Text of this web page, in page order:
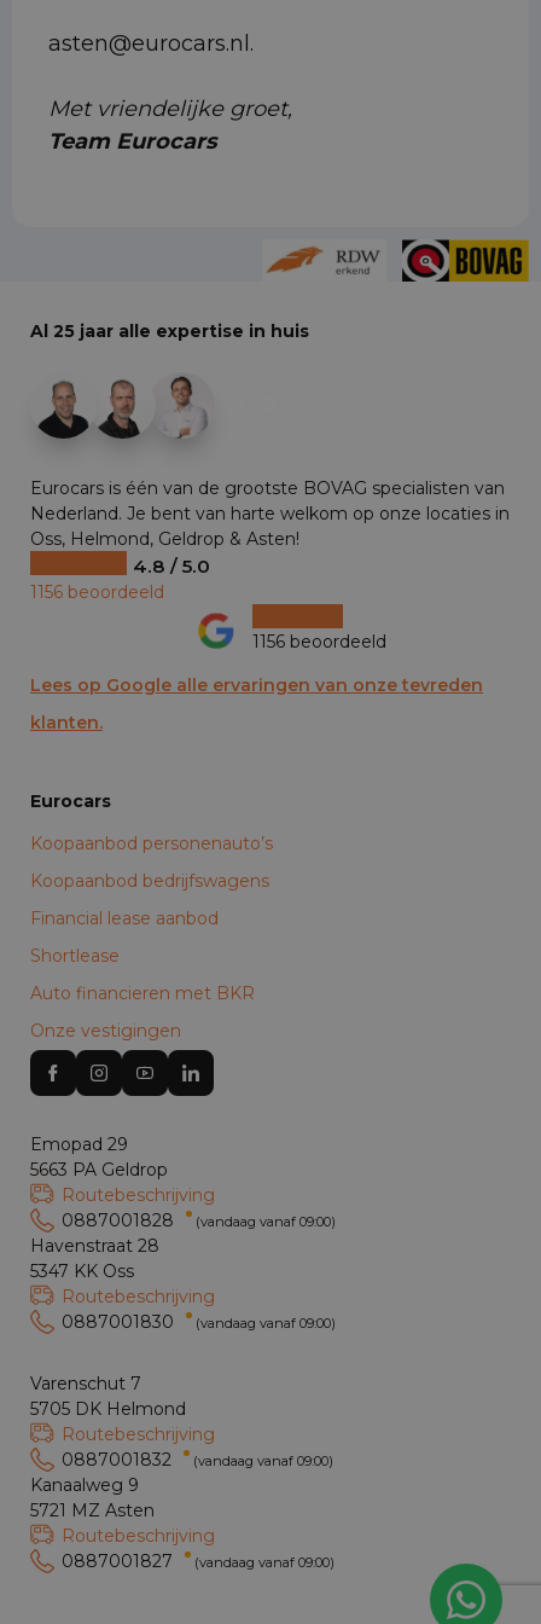
asten@eurocars.nl.
Met vriendelijke groet,
Team Eurocars
Al 25 jaar alle expertise in huis
Eurocars is één van de grootste BOVAG specialisten van
Nederland. Je bent van harte welkom op onze locaties in
Oss, Helmond, Geldrop & Asten!
4.8 / 5.0
1156 beoordeeld
1156 beoordeeld
Lees op Google alle ervaringen van onze tevreden
klanten.
Eurocars
Koopaanbod personenauto’s
Koopaanbod bedrijfswagens
Financial lease aanbod
Shortlease
Auto financieren met BKR
Onze vestigingen
Emopad 29
5663 PA Geldrop
Routebeschrijving
0887001828
(vandaag vanaf 09:00)
Havenstraat 28
5347 KK Oss
Routebeschrijving
0887001830
(vandaag vanaf 09:00)
Varenschut 7
5705 DK Helmond
Routebeschrijving
0887001832
(vandaag vanaf 09:00)
Kanaalweg 9
5721 MZ Asten
Routebeschrijving
0887001827
(vandaag vanaf 09:00)